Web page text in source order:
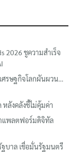
2026 ชูความสำเร็จ
ศรษฐกิจโลกผันผวน…
หลังคลังชี้ไม่คุ้มค่า
แพลตฟอร์มดิจิทัล
บาล เชื่อมั่นรัฐมนตรี